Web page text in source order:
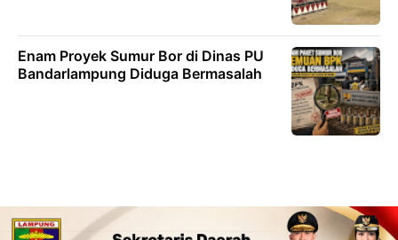
Enam Proyek Sumur Bor di Dinas PU
Bandarlampung Diduga Bermasalah